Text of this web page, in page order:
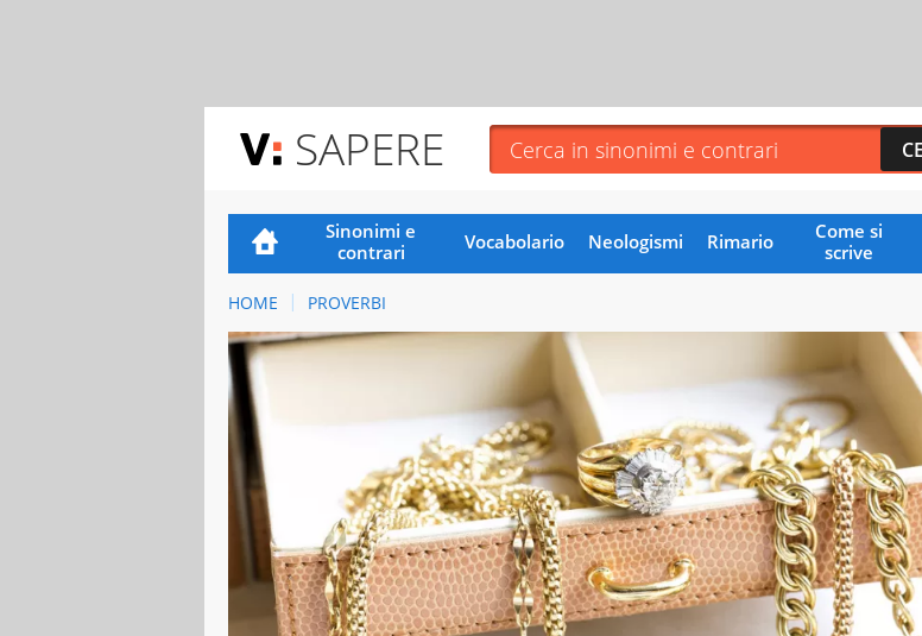
SAPERE
Sinonimi e
contrari
Vocabolario Neologismi Rimario
Come si
scrive
HOME PROVERBI